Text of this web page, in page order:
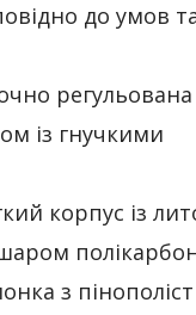
до умов
із гнучкими
корпус із
з